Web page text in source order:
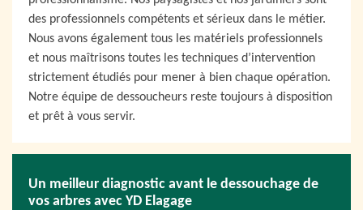
des professionnels compétents et sérieux dans le métier.
Nous avons également tous les matériels professionnels
et nous maîtrisons toutes les techniques d’intervention
strictement étudiés pour mener à bien chaque opération.
Notre équipe de dessoucheurs reste toujours à disposition
et prêt à vous servir.
Un meilleur diagnostic avant le dessouchage de
vos arbres avec YD Elagage